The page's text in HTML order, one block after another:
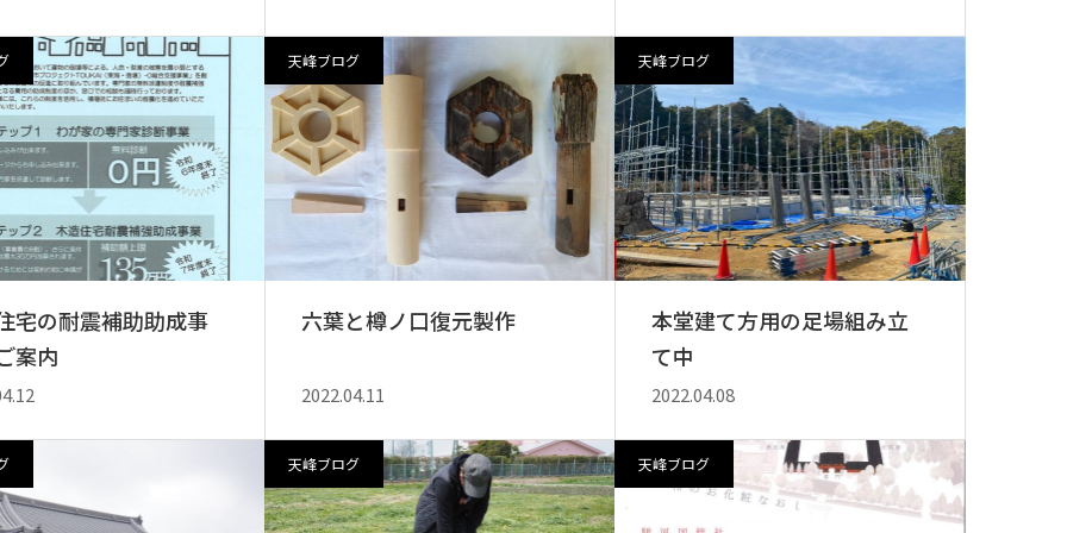
宅の耐震補助助成事
案内
天峰ブログ
六葉と樽ノ口復元製作
2022.04.11
天峰ブログ
本堂建て方用の足場組み立
て中
2022.04.08
天峰ブログ 天峰ブログ